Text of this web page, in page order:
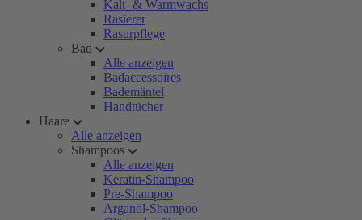
Kalt- & Warmwachs
Rasierer
Rasurpflege
Bad
Alle anzeigen
Badaccessoires
Bademäntel
Handtücher
Haare
Alle anzeigen
Shampoos
Alle anzeigen
Keratin-Shampoo
Pre-Shampoo
Arganöl-Shampoo